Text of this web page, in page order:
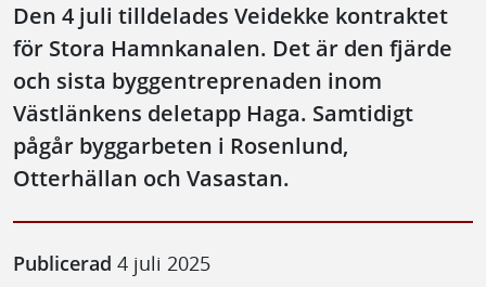
Den 4 juli tilldelades Veidekke kontraktet
för Stora Hamnkanalen. Det är den fjärde
och sista byggentreprenaden inom
Västlänkens deletapp Haga. Samtidigt
pågår byggarbeten i Rosenlund,
Otterhällan och Vasastan.
Publicerad 4 juli 2025